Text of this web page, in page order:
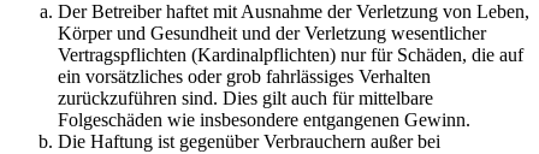
Der Betreiber haftet mit Ausnahme der Verletzung von Leben,
Körper und Gesundheit und der Verletzung wesentlicher
Vertragspflichten (Kardinalpflichten) nur für Schäden, die auf
ein vorsätzliches oder grob fahrlässiges Verhalten
zurückzuführen sind. Dies gilt auch für mittelbare
Folgeschäden wie insbesondere entgangenen Gewinn.
Die Haftung ist gegenüber Verbrauchern außer bei